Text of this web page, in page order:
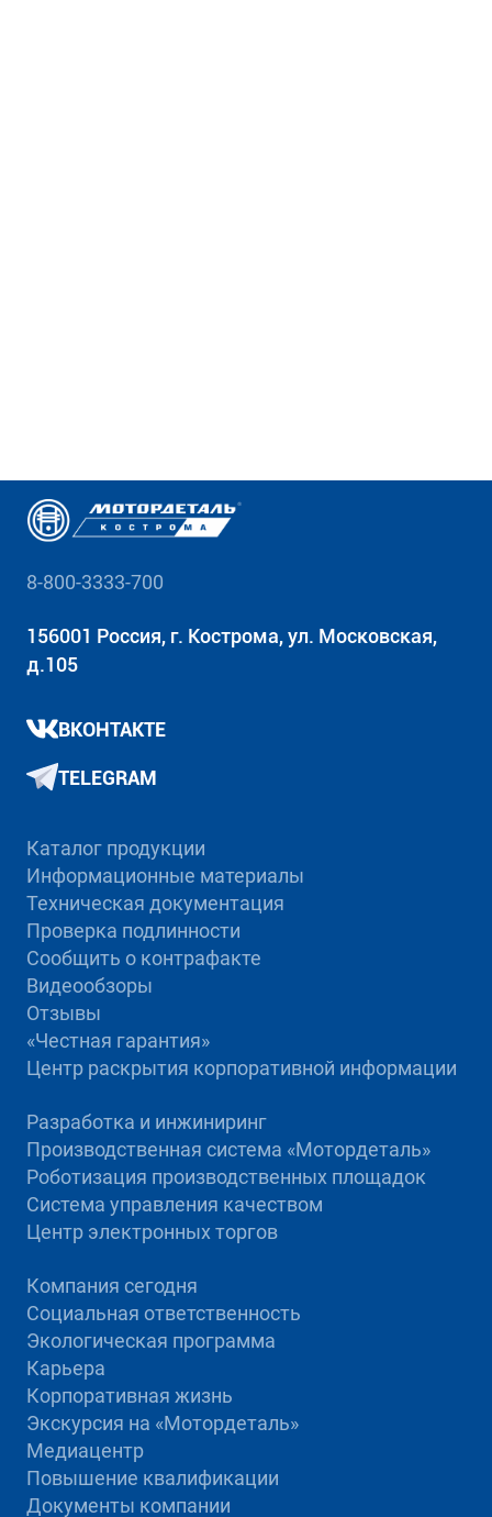
8-800-3333-700
156001 Россия, г. Кострома, ул. Московская,
д.105
ВКОНТАКТЕ
TELEGRAM
Каталог продукции
Информационные материалы
Техническая документация
Проверка подлинности
Сообщить о контрафакте
Видеообзоры
Отзывы
«Честная гарантия»
Центр раскрытия корпоративной информации
Разработка и инжиниринг
Производственная система «Mотордеталь»
Роботизация производственных площадок
Система управления качеством
Центр электронных торгов
Компания сегодня
Социальная ответственность
Экологическая программа
Карьера
Корпоративная жизнь
Экскурсия на «Мотордеталь»
Медиацентр
Повышение квалификации
Документы компании